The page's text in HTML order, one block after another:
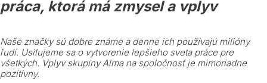
práca, ktorá má zmysel a vplyv
Naše značky sú dobre známe a denne ich používajú milióny
ľudí. Usilujeme sa o vytvorenie lepšieho sveta práce pre
všetkých. Vplyv skupiny Alma na spoločnosť je mimoriadne
pozitívny.